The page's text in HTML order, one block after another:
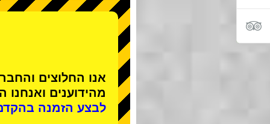
אנו החלוצים ו
מהידוענים ואנחנו
לבצע הזמנה